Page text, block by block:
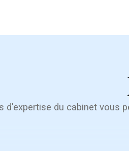
d'expertise du cabinet vous